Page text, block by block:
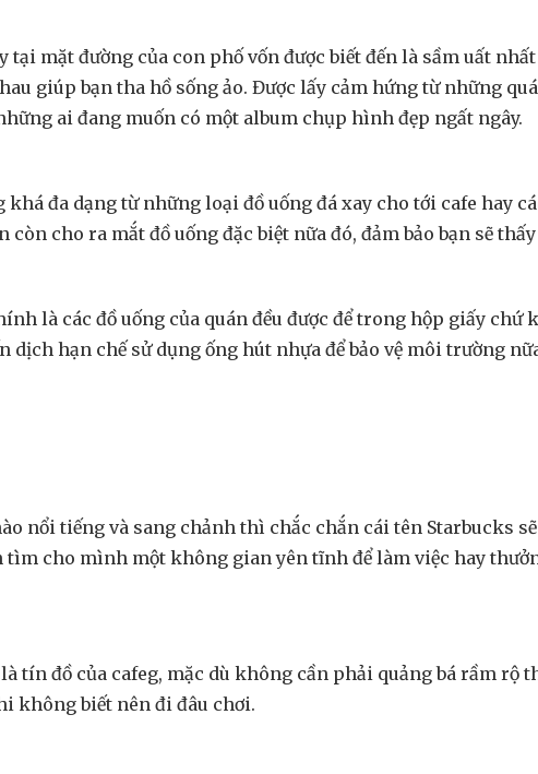
tại mặt đường của con phố vốn được biết đến là sầm uất
giúp bạn tha hồ sống ảo. Được lấy cảm hứng từ những
ai đang muốn có một album chụp hình đẹp ngất ngây.
đa dạng từ những loại đồ uống đá xay cho tới cafe hay
cho ra mắt đồ uống đặc biệt nữa đó, đảm bảo bạn sẽ
là các đồ uống của quán đều được để trong hộp giấy
hạn chế sử dụng ống hút nhựa để bảo vệ môi trường
nổi tiếng và sang chảnh thì chắc chắn cái tên Starbucks
cho mình một không gian yên tĩnh để làm việc hay
tín đồ của cafeg, mặc dù không cần phải quảng bá rầm rộ
không biết nên đi đâu chơi.